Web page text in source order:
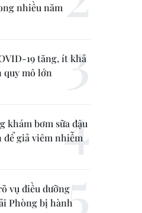
nhiều năm
19 tăng, ít khả
quy mô lớn
khám bơm sữa đậu
giả viêm nhiễm
vụ điều dưỡng
Phòng bị hành